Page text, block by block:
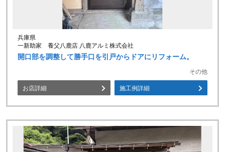
兵庫県
一新助家 養父八鹿店 八鹿アルミ株式会社
開口部を調整して勝手口を引戸からドアにリフォーム。
その他
お店詳細 施工例詳細